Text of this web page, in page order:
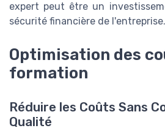
expert peut être un
sécurité financière de l'entreprise.
Optimisation des
formation
Réduire les Coûts Sans
Qualité